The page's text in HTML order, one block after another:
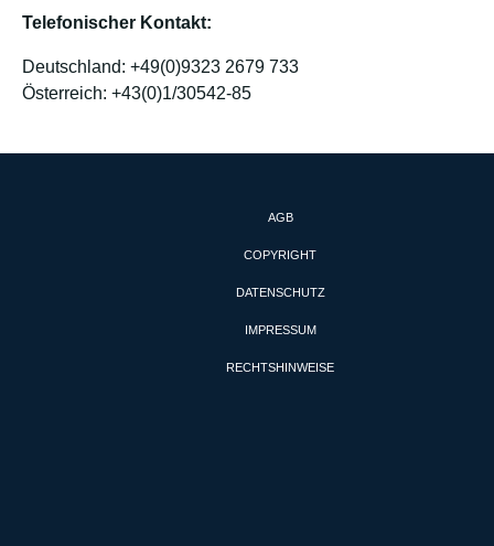
Telefonischer Kontakt:
Deutschland: +49(0)9323 2679 733
Österreich: +43(0)1/30542-85
AGB
COPYRIGHT
DATENSCHUTZ
IMPRESSUM
RECHTSHINWEISE